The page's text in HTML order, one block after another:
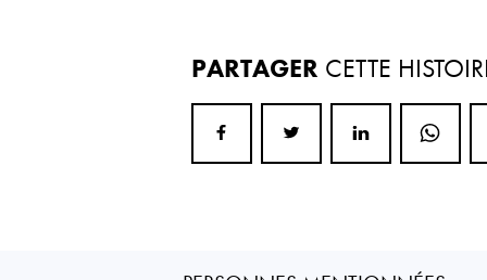
PARTAGER CETTE